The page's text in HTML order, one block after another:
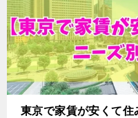
東京で家賃が安くて住